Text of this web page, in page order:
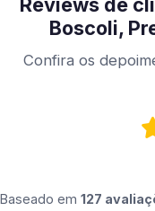
Boscoli,
Confira os
Baseado em 127